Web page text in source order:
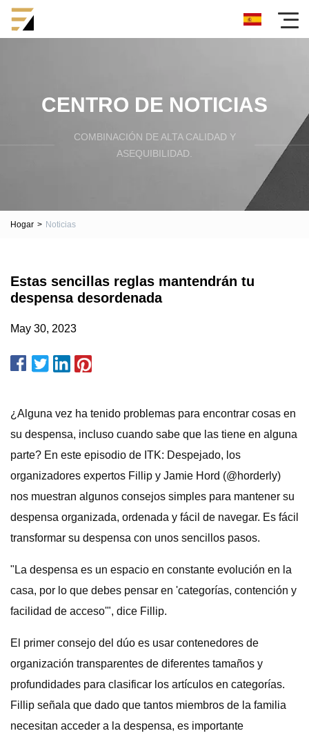
CENTRO DE NOTICIAS
COMBINACIÓN DE ALTA CALIDAD Y
ASEQUIBILIDAD.
Hogar > Noticias
Estas sencillas reglas mantendrán tu
despensa desordenada
May 30, 2023
¿Alguna vez ha tenido problemas para encontrar cosas en
su despensa, incluso cuando sabe que las tiene en alguna
parte? En este episodio de ITK: Despejado, los
organizadores expertos Fillip y Jamie Hord (@horderly)
nos muestran algunos consejos simples para mantener su
despensa organizada, ordenada y fácil de navegar. Es fácil
transformar su despensa con unos sencillos pasos.
"La despensa es un espacio en constante evolución en la
casa, por lo que debes pensar en 'categorías, contención y
facilidad de acceso'", dice Fillip.
El primer consejo del dúo es usar contenedores de
organización transparentes de diferentes tamaños y
profundidades para clasificar los artículos en categorías.
Fillip señala que dado que tantos miembros de la familia
necesitan acceder a la despensa, es importante